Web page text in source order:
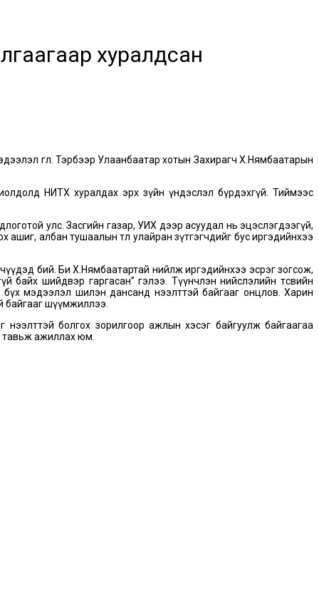
хуралдсан
өглөө. Тэрбээр Улаанбаатар хотын Захирагч Х.Нямбаатарын
НИТХ хуралдах эрх зүйн үндэслэл бүрдэхгүй. Тиймээс
улс. Засгийн газар, УИХ дээр асуудал нь эцэслэгдээгүй,
ашиг, албан тушаалын төлөө улайран зүтгэгчдийг бус иргэдийнхээ
бий. Би Х.Нямбаатартай нийлж иргэдийнхээ эсрэг зогсож,
шийдвэр гаргасан” гэлээ. Түүнчлэн нийслэлийн төсвийн
бүх мэдээлэл шилэн дансанд нээлттэй байгааг онцлов. Харин
байгааг шүүмжиллээ.
болгох зорилгоор ажлын хэсэг байгуулж байгаагаа
тавьж ажиллах юм.